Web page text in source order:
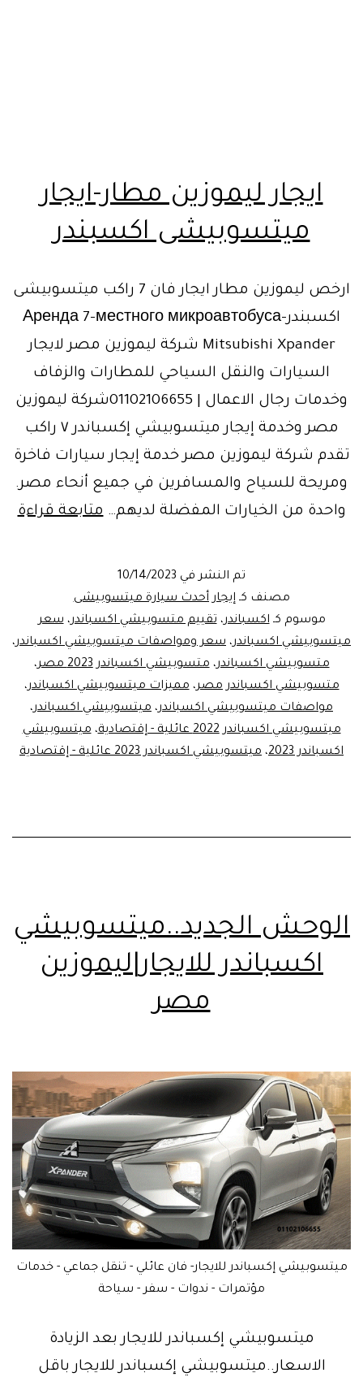
ايجار ليموزين مطار-ايجار
ميتسوبيشى اكسبندر
ارخص ليموزين مطار ايجار فان 7 راكب ميتسوبيشى
اكسبندر-Аренда 7-местного микроавтобуса
Mitsubishi Xpander شركة ليموزين مصر لايجار
السيارات والنقل السياحي للمطارات والزفاف
وخدمات رجال الاعمال | 01102106655شركة ليموزين
مصر وخدمة إيجار ميتسوبيشي إكسباندر ٧ راكب
تقدم شركة ليموزين مصر خدمة إيجار سيارات فاخرة
ومريحة للسياح والمسافرين في جميع أنحاء مصر.
واحدة من الخيارات المفضلة لديهم…متابعة قراءة
تم النشر في 10/14/2023
مصنف كـإيجار أحدث سيارة ميتسوبيشى
موسوم كـاكسباندر،تقييم متسوبيشي اكسباندر،سعر
ميتسوبيشي اكسباندر، سعر ومواصفات ميتسوبيشي اكسباندر،
متسوبيشي اكسباندر،متسوبيشي اكسباندر 2023 مصر
،
متسوبيشي اكسباندر مصر،مميزات ميتسوبيشي اكسباندر،
مواصفات ميتسوبيشي اكسباندر، ميتسوبيشي اكسباندر،
ميتسوبيشي اكسباندر 2022 عائلية - إقتصادية
،ميتسوبيشي
اكسباندر 2023
، ميتسوبيشي اكسباندر 2023 عائلية - إقتصادية
الوحش الجديد..ميتسوبيشي
اكسباندر للايجار|ليموزين
مصر
ميتسوبيشي إكسباندر للايجار- فان عائلي - تنقل جماعي - خدمات
مؤتمرات - ندوات - سفر - سياحة
ميتسوبيشي إكسباندر للايجار بعد الزيادة
الاسعار..ميتسوبيشي إكسباندر للايجار باقل